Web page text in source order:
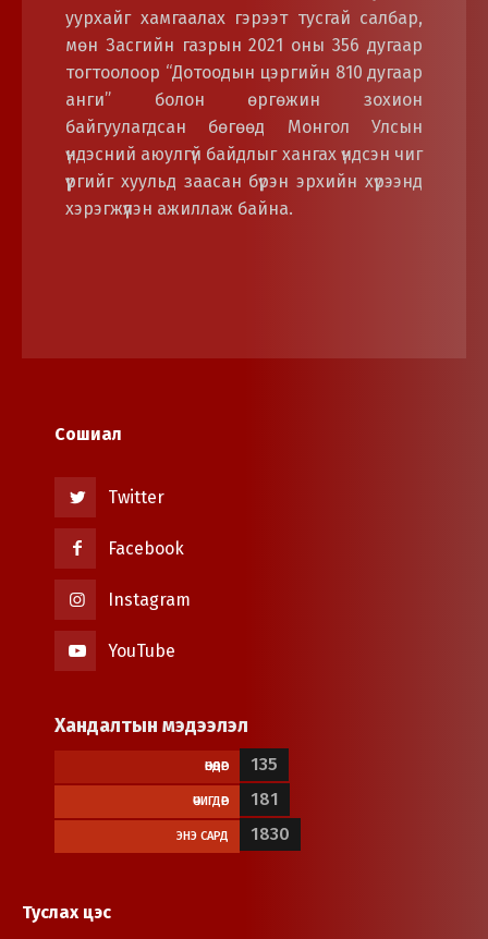
уурхайг хамгаалах гэрээт тусгай салбар,
мөн Засгийн газрын 2021 оны 356 дугаар
тогтоолоор “Дотоодын цэргийн 810 дугаар
анги” болон өргөжин зохион
байгуулагдсан бөгөөд Монгол Улсын
үндэсний аюулгүй байдлыг хангах үндсэн чиг
үүргийг хуульд заасан бүрэн эрхийн хүрээнд
хэрэгжүүлэн ажиллаж байна.
Сошиал
Twitter
Facebook
Instagram
YouTube
Хандалтын мэдээлэл
ӨНӨӨДӨР 135
ӨЧИГДӨР 181
ЭНЭ САРД 1830
Туслах цэс